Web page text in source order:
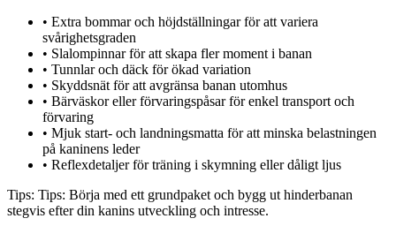
• Extra bommar och höjdställningar för att variera
svårighetsgraden
• Slalompinnar för att skapa fler moment i banan
• Tunnlar och däck för ökad variation
• Skyddsnät för att avgränsa banan utomhus
• Bärväskor eller förvaringspåsar för enkel transport och
förvaring
• Mjuk start- och landningsmatta för att minska belastningen
på kaninens leder
• Reflexdetaljer för träning i skymning eller dåligt ljus
Tips: Tips: Börja med ett grundpaket och bygg ut hinderbanan
stegvis efter din kanins utveckling och intresse.